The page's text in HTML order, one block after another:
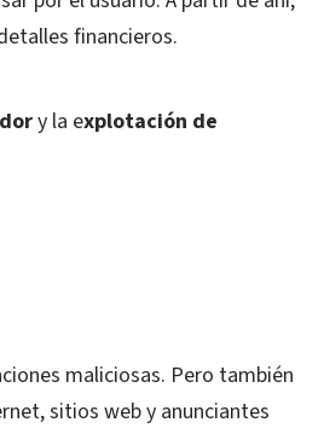
financieros.
y la explotación de
maliciosas. Pero también
sitios web y anunciantes